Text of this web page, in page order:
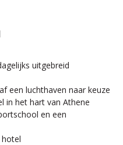
uitgebreid
een luchthaven naar keuze
in het hart van Athene
en een
hotel